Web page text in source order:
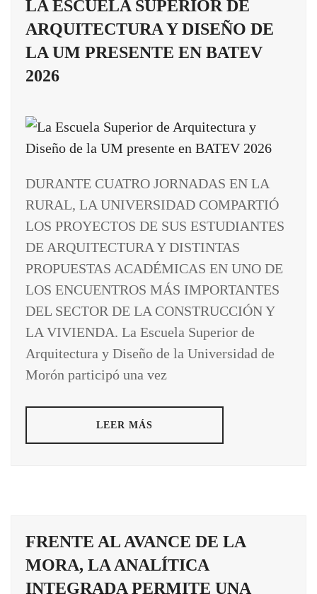
LA ESCUELA SUPERIOR DE
ARQUITECTURA Y DISEÑO DE
LA UM PRESENTE EN BATEV
2026
DURANTE CUATRO JORNADAS EN LA
RURAL, LA UNIVERSIDAD COMPARTIÓ
LOS PROYECTOS DE SUS ESTUDIANTES
DE ARQUITECTURA Y DISTINTAS
PROPUESTAS ACADÉMICAS EN UNO DE
LOS ENCUENTROS MÁS IMPORTANTES
DEL SECTOR DE LA CONSTRUCCIÓN Y
LA VIVIENDA. La Escuela Superior de
Arquitectura y Diseño de la Universidad de
Morón participó una vez
LEER MÁS
FRENTE AL AVANCE DE LA
MORA, LA ANALÍTICA
INTEGRADA PERMITE UNA